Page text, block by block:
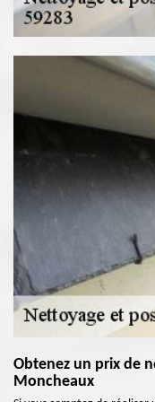
Obtenez un prix de
Moncheaux